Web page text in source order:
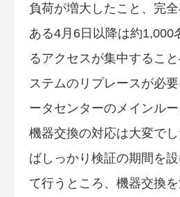
負荷が増大したこと、完
ある4月6日以降は約1,000
るアクセスが集中するこ
ステムのリプレースが必
ータセンターのメインル
機器交換の対応は大変で
ばしっかり検証の期間を
て行うところ、機器交換